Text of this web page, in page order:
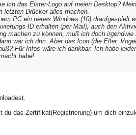
ich das Elster-Logo auf meien Desktop?
letzten Drücker alles machen.
PC ein neues Windows (10) draufgespielt
ID erhalten (per Mail), auch den
machen zu können, muß ich doch
war ich drin. Aber das Icon (die Elter,
Für Infos wäre ich dankbar. Ich habe
habe!
das Zertifikat(Registrierung) um dich